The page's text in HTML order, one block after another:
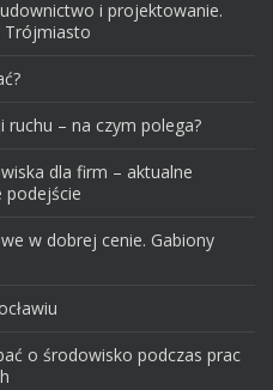
i projektowanie.
Trójmiasto
– na czym polega?
dla firm – aktualne
podejście
w dobrej cenie. Gabiony
o środowisko podczas prac